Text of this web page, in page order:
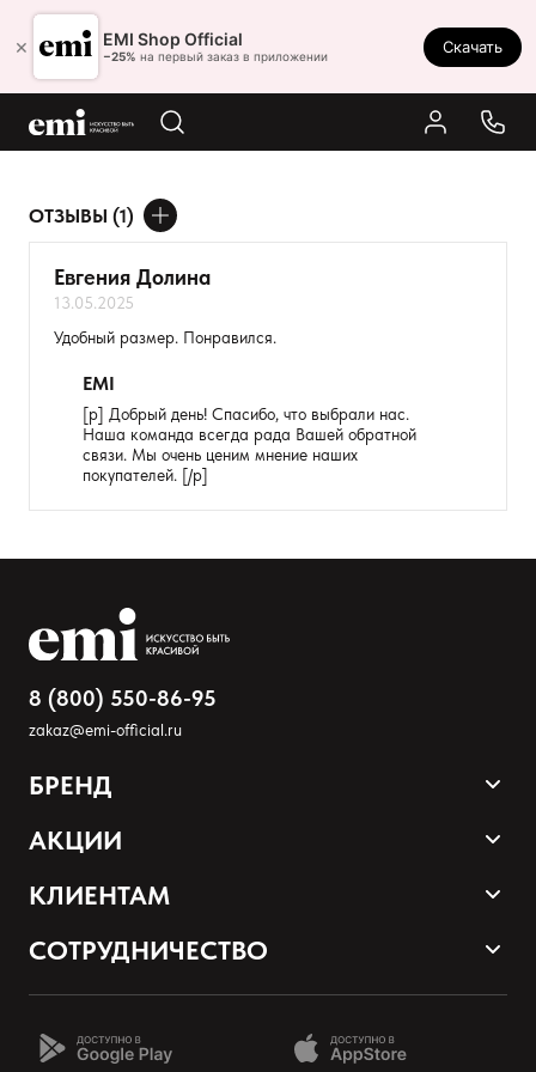
× EMI Shop Official
−25% на первый заказ в приложении
Скачать
Результаты поиска:
Ростов-на-Дону
8 (800) 550-86-95
Каталог
Акции
Оплата и доставка
О нас
Контакты
ОТЗЫВЫ (1)
ДОБАВИТЬ ОТЗЫВ
Ваше имя
Расскажите о впечатлениях
Добавьте фото
Загрузить файл
Евгения Долина
13.05.2025
Удобный размер. Понравился.
EMI
[p] Добрый день! Спасибо, что выбрали нас.
Наша команда всегда рада Вашей обратной
связи. Мы очень ценим мнение наших
покупателей. [/p]
8 (800) 550-86-95
zakaz@emi-official.ru
БРЕНД
Продукция
АКЦИИ
Sale
Программа лояльности
КЛИЕНТАМ
Оплата и доставка
Возврат товаров
СОТРУДНИЧЕСТВО
Стать партнером EMI
Школа EMI онлайн